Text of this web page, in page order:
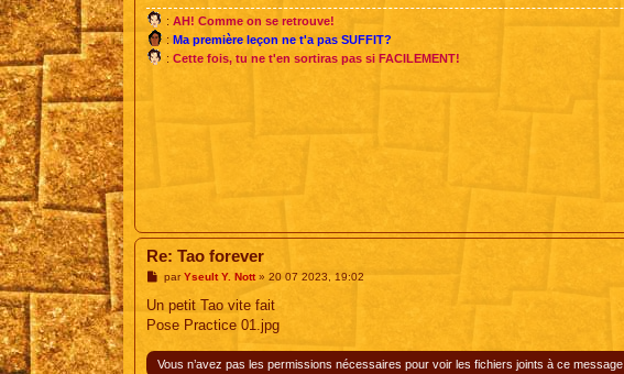
: AH! Comme on se retrouve!
: Ma première leçon ne t'a pas SUFFIT?
: Cette fois, tu ne t'en sortiras pas si FACILEMENT!
Re: Tao forever
M
s
a
e
par Yseult Y. Nott» 20 07 2023, 19:02
Un petit Tao vite fait
Pose Practice 01.jpg
Vous n’avez pas les permissions nécessaires pour voir les fichiers joints à ce message.